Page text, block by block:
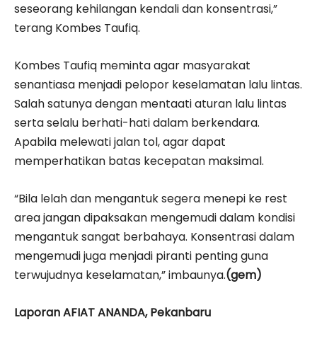
seseorang kehilangan kendali dan konsentrasi,”
terang Kombes Taufiq.
Kombes Taufiq meminta agar masyarakat
senantiasa menjadi pelopor keselamatan lalu lintas.
Salah satunya dengan mentaati aturan lalu lintas
serta selalu berhati-hati dalam berkendara.
Apabila melewati jalan tol, agar dapat
memperhatikan batas kecepatan maksimal.
“Bila lelah dan mengantuk segera menepi ke rest
area jangan dipaksakan mengemudi dalam kondisi
mengantuk sangat berbahaya. Konsentrasi dalam
mengemudi juga menjadi piranti penting guna
terwujudnya keselamatan,” imbaunya.(gem)
Laporan AFIAT ANANDA, Pekanbaru